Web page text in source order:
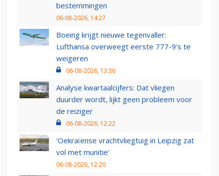
bestemmingen
06-08-2026, 14:27
Boeing krijgt nieuwe tegenvaller:
Lufthansa overweegt eerste 777-9’s te
weigeren
06-08-2026, 13:36
Analyse kwartaalcijfers: Dat vliegen
duurder wordt, lijkt geen probleem voor
de reiziger
06-08-2026, 12:22
'Oekraïense vrachtvliegtuig in Leipzig zat
vol met munitie'
06-08-2026, 12:20